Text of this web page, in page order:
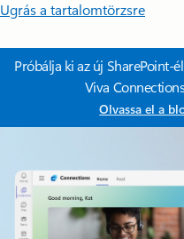
Ugrás a tartalomtörzsre
Próbálja ki az új SharePoint-
Viva
Olvassa el a